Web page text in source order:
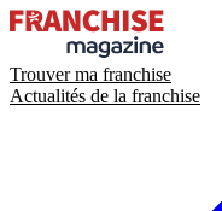
Trouver ma franchise
Actualités de la franchise